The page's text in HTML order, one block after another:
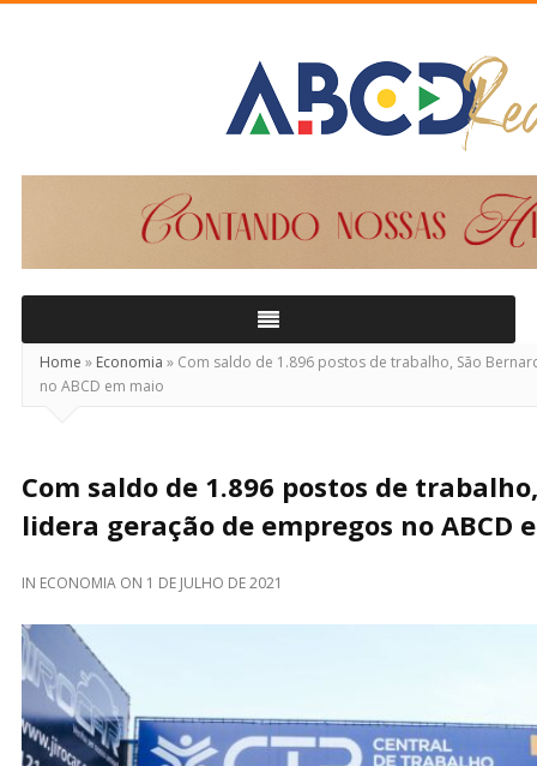
Home » Economia » Com saldo de 1.896 postos de trabalho, São
no ABCD em maio
Com saldo de 1.896 postos de
lidera geração de empregos no ABCD
IN ECONOMIA ON 1 DE JULHO DE 2021